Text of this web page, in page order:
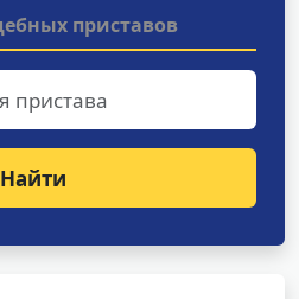
приставов
Найти